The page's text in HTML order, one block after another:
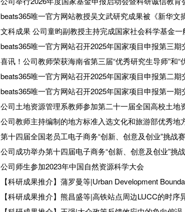
beats365唯一官方网站教授吴文武研究成果被《新华文
beats365唯一官方网站召开2025年国家项目申报第三期
喜讯！公司教师荣获海南省第三届“优秀研究生导师”和“
beats365唯一官方网站召开2025年国家项目申报第二期
beats365唯一官方网站召开2025年国家项目申报第一期
公司土地资源管理系教师参加第二十一届全国高校土
公司教师主持编制的地方标准入选文化和旅游部优秀地
第十四届全国老员工电子商务“创新、创意及创业”挑战
公司成功举办第十四届电子商务“创新、创意及创业”挑
公司师生参加2023年中国自然资源科学大会
【科研成果推介】熊昌盛等|高铁站点周边LUCC的时